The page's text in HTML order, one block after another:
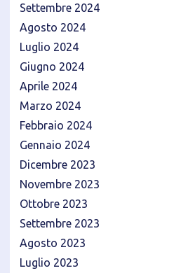
Settembre 2024
Agosto 2024
Luglio 2024
Giugno 2024
Aprile 2024
Marzo 2024
Febbraio 2024
Gennaio 2024
Dicembre 2023
Novembre 2023
Ottobre 2023
Settembre 2023
Agosto 2023
Luglio 2023